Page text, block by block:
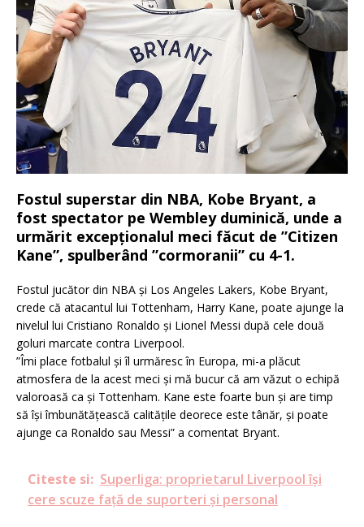
Fostul superstar din NBA, Kobe Bryant, a
fost spectator pe Wembley duminică, unde a
urmărit excepționalul meci făcut de ”Citizen
Kane”, spulberând ”cormoranii” cu 4-1.
Fostul jucător din NBA și Los Angeles Lakers, Kobe Bryant,
crede că atacantul lui Tottenham, Harry Kane, poate ajunge la
nivelul lui Cristiano Ronaldo și Lionel Messi după cele două
goluri marcate contra Liverpool.
”Îmi place fotbalul și îl urmăresc în Europa, mi-a plăcut
atmosfera de la acest meci și mă bucur că am văzut o echipă
valoroasă ca și Tottenham. Kane este foarte bun și are timp
să își îmbunătățească calitățile deorece este tânăr, și poate
ajunge ca Ronaldo sau Messi” a comentat Bryant.
Citeste si: Superliga: proprietarul Liverpool își
cere scuze față de suporteri și personal